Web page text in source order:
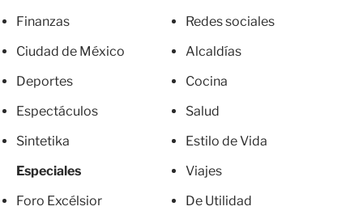
Finanzas
Ciudad de México
Deportes
Espectáculos
Sintetika
Especiales
Foro Excélsior
Redes sociales
Alcaldías
Cocina
Salud
Estilo de Vida
Viajes
De Utilidad